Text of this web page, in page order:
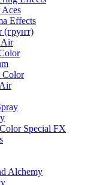
Aces
Effects
(грунт)
Air
Color
Special FX
Alchemy